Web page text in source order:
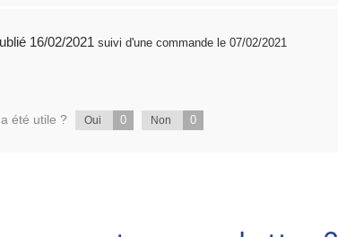
publié 16/02/2021suivi d'une commande le 07/02/2021
été utile ? Oui 0 Non 0